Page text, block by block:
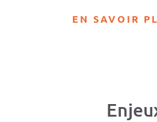
EN SAVOIR